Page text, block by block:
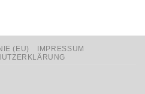
(EU)
IMPRESSUM